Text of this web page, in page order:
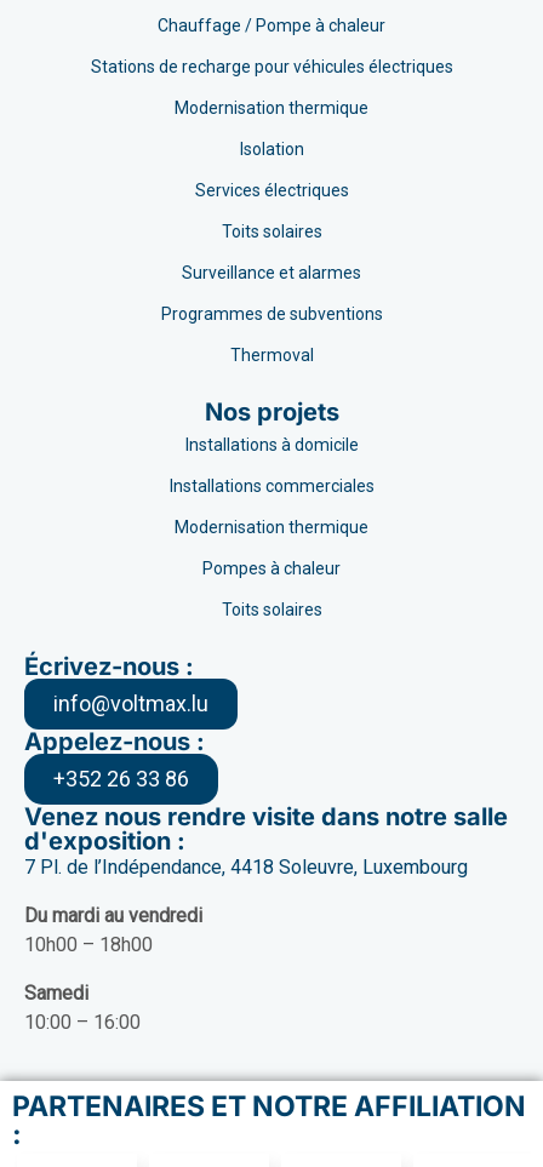
Chauffage / Pompe à chaleur
Stations de recharge pour véhicules électriques
Modernisation thermique
Isolation
Services électriques
Toits solaires
Surveillance et alarmes
Programmes de subventions
Thermoval
Nos projets
Installations à domicile
Installations commerciales
Modernisation thermique
Pompes à chaleur
Toits solaires
Écrivez-nous :
info@voltmax.lu
Appelez-nous :
+352 26 33 86
Venez nous rendre visite dans notre salle
d'exposition :
7 Pl. de l’Indépendance, 4418 Soleuvre, Luxembourg
Du mardi au vendredi
10h00 – 18h00
Samedi
10:00 – 16:00
PARTENAIRES ET NOTRE AFFILIATION
: